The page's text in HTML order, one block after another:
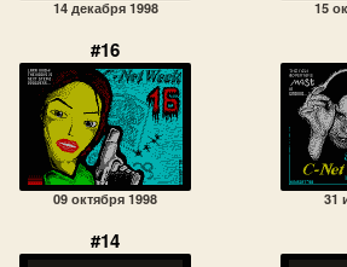
14 декабря 1998 15
#16
09 октября 1998 31
#14